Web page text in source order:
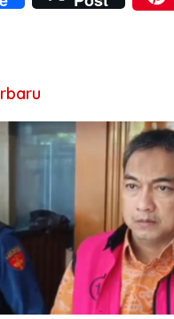
at
p
p
ss
er
itt ai